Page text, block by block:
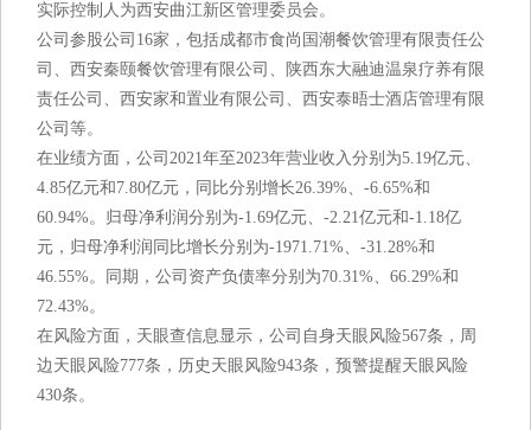
实际控制人为西安曲江新区管理委员会。
公司参股公司16家，包括成都市食尚国潮餐饮管理有限责任公
司、西安秦颐餐饮管理有限公司、陕西东大融迪温泉疗养有限
责任公司、西安家和置业有限公司、西安泰晤士酒店管理有限
公司等。
在业绩方面，公司2021年至2023年营业收入分别为5.19亿元、
4.85亿元和7.80亿元，同比分别增长26.39%、-6.65%和
60.94%。归母净利润分别为-1.69亿元、-2.21亿元和-1.18亿
元，归母净利润同比增长分别为-1971.71%、-31.28%和
46.55%。同期，公司资产负债率分别为70.31%、66.29%和
72.43%。
在风险方面，天眼查信息显示，公司自身天眼风险567条，周
边天眼风险777条，历史天眼风险943条，预警提醒天眼风险
430条。